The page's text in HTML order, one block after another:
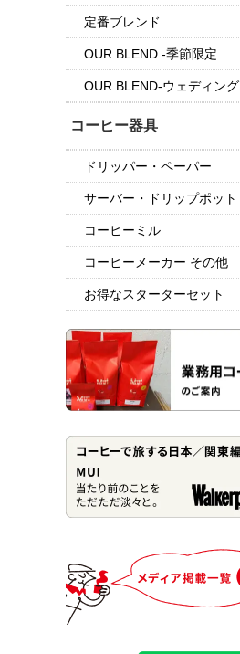
定番ブレンド
OUR BLEND -季節限定
OUR BLEND-ウェディング
コーヒー器具
ドリッパー・ペーパー
サーバー・ドリップポット
コーヒーミル
コーヒーメーカー その他
お得なスターターセット